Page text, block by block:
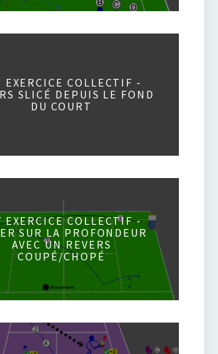
EXERCICE COLLECTIF -
SLICÉ DEPUIS LE FOND
DU COURT
EXERCICE COLLECTIF -
SUR LA PROFONDEUR
AVEC UN REVERS
COUPÉ/CHOPÉ